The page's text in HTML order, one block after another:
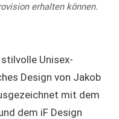
erhalten können.
Unisex-
Design von Jakob
mit dem
dem iF Design